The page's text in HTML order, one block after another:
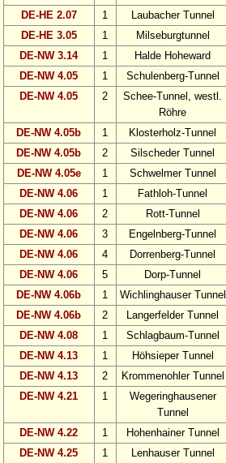
DE-HE 2.07
1
Laubacher Tunnel
DE-HE 3.05
1
Milseburgtunnel
DE-NW 3.14
1
Halde Hoheward
DE-NW 4.05
1
Schulenberg-Tunnel
DE-NW 4.05
2
Schee-Tunnel, westl.
Röhre
DE-NW 4.05b
1
Klosterholz-Tunnel
DE-NW 4.05b
2
Silscheder Tunnel
DE-NW 4.05e
1
Schwelmer Tunnel
DE-NW 4.06
1
Fathloh-Tunnel
DE-NW 4.06
2
Rott-Tunnel
DE-NW 4.06
3
Engelnberg-Tunnel
DE-NW 4.06
4
Dorrenberg-Tunnel
DE-NW 4.06
5
Dorp-Tunnel
DE-NW 4.06b
1
Wichlinghauser Tunnel
DE-NW 4.06b
2
Langerfelder Tunnel
DE-NW 4.08
1
Schlagbaum-Tunnel
DE-NW 4.13
1
Höhsieper Tunnel
DE-NW 4.13
2
Krommenohler Tunnel
DE-NW 4.21
1
Wegeringhausener
Tunnel
DE-NW 4.22
1
Hohenhainer Tunnel
DE-NW 4.25
1
Lenhauser Tunnel